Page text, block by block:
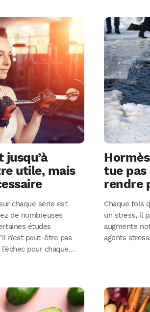
jusqu’à
utile, mais
chaque série est
de nombreuses
études
n’est peut-être pas
l’échec pour chaque…
tue
rendre
Chaque fois
un stress, il
augmente
agents